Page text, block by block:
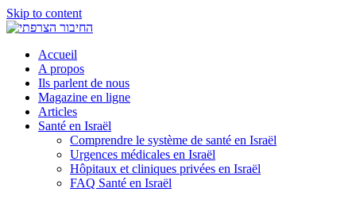
Skip to content
Accueil
A propos
Ils parlent de nous
Magazine en ligne
Articles
Santé en Israël
Comprendre le système de santé en Israël
Urgences médicales en Israël
Hôpitaux et cliniques privées en Israël
FAQ Santé en Israël